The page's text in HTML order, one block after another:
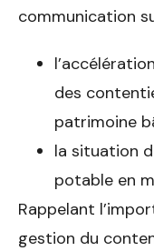
communication
des
patrimoine
la situation
potable en
Rappelant
gestion du